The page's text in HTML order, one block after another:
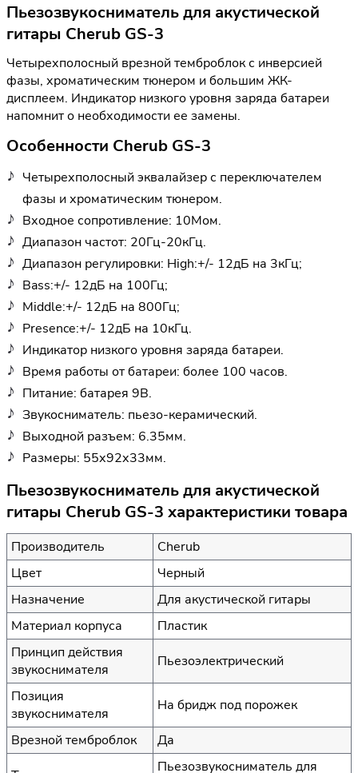
Пьезозвукосниматель для акустической
гитары Cherub GS-3
Четырехполосный врезной темброблок с инверсией
фазы, хроматическим тюнером и большим ЖК-
дисплеем. Индикатор низкого уровня заряда батареи
напомнит о необходимости ее замены.
Особенности Cherub GS-3
Четырехполосный эквалайзер с переключателем
фазы и хроматическим тюнером.
Входное сопротивление: 10Мом.
Диапазон частот: 20Гц-20кГц.
Диапазон регулировки: High:+/- 12дБ на 3кГц;
Bass:+/- 12дБ на 100Гц;
Middle:+/- 12дБ на 800Гц;
Presence:+/- 12дБ на 10кГц.
Индикатор низкого уровня заряда батареи.
Время работы от батареи: более 100 часов.
Питание: батарея 9В.
Звукосниматель: пьезо-керамический.
Выходной разъем: 6.35мм.
Размеры: 55х92х33мм.
Пьезозвукосниматель для акустической
гитары Cherub GS-3 характеристики товара
Производитель
Cherub
Цвет
Черный
Назначение
Для акустической гитары
Материал корпуса
Пластик
Принцип действия
звукоснимателя
Пьезоэлектрический
Позиция
звукоснимателя
На бридж под порожек
Врезной темброблок
Да
Пьезозвукосниматель для